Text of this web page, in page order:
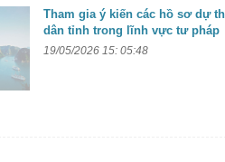
Tham gia ý kiến các hồ sơ dự
dân tỉnh trong lĩnh vực tư pháp
19/05/2026 15: 05:48